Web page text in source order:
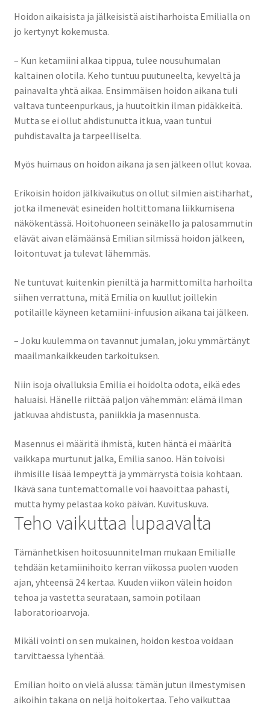
Hoidon aikaisista ja jälkeisistä aistiharhoista Emilialla on
jo kertynyt kokemusta.
– Kun ketamiini alkaa tippua, tulee nousuhumalan
kaltainen olotila. Keho tuntuu puutuneelta, kevyeltä ja
painavalta yhtä aikaa. Ensimmäisen hoidon aikana tuli
valtava tunteenpurkaus, ja huutoitkin ilman pidäkkeitä.
Mutta se ei ollut ahdistunutta itkua, vaan tuntui
puhdistavalta ja tarpeelliselta.
Myös huimaus on hoidon aikana ja sen jälkeen ollut kovaa.
Erikoisin hoidon jälkivaikutus on ollut silmien aistiharhat,
jotka ilmenevät esineiden holtittomana liikkumisena
näkökentässä. Hoitohuoneen seinäkello ja palosammutin
elävät aivan elämäänsä Emilian silmissä hoidon jälkeen,
loitontuvat ja tulevat lähemmäs.
Ne tuntuvat kuitenkin pieniltä ja harmittomilta harhoilta
siihen verrattuna, mitä Emilia on kuullut joillekin
potilaille käyneen ketamiini-infuusion aikana tai jälkeen.
– Joku kuulemma on tavannut jumalan, joku ymmärtänyt
maailmankaikkeuden tarkoituksen.
Niin isoja oivalluksia Emilia ei hoidolta odota, eikä edes
haluaisi. Hänelle riittää paljon vähemmän: elämä ilman
jatkuvaa ahdistusta, paniikkia ja masennusta.
Masennus ei määritä ihmistä, kuten häntä ei määritä
vaikkapa murtunut jalka, Emilia sanoo. Hän toivoisi
ihmisille lisää lempeyttä ja ymmärrystä toisia kohtaan.
Ikävä sana tuntemattomalle voi haavoittaa pahasti,
mutta hymy pelastaa koko päivän. Kuvituskuva.
Teho vaikuttaa lupaavalta
Tämänhetkisen hoitosuunnitelman mukaan Emilialle
tehdään ketamiinihoito kerran viikossa puolen vuoden
ajan, yhteensä 24 kertaa. Kuuden viikon välein hoidon
tehoa ja vastetta seurataan, samoin potilaan
laboratorioarvoja.
Mikäli vointi on sen mukainen, hoidon kestoa voidaan
tarvittaessa lyhentää.
Emilian hoito on vielä alussa: tämän jutun ilmestymisen
aikoihin takana on neljä hoitokertaa. Teho vaikuttaa